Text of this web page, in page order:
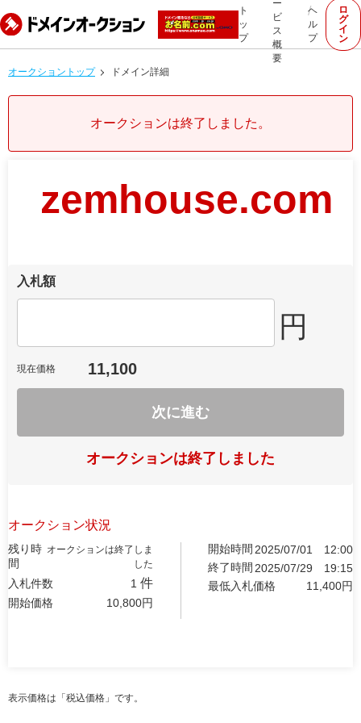
ト
ッ
プ
ー
ビ
ス
概
要
ヘ
ル
プ
ロ
グ
イ
ン
オークショントップ ドメイン詳細
オークションは終了しました。
zemhouse.com
入札額
円
現在価格 11,100
次に進む
オークションは終了しました
オークション状況
残り時
間
オークションは終了しま
した
入札件数 1 件
開始価格 10,800円
開始時間 2025/07/01
12:00
終了時間 2025/07/29
19:15
最低入札価格
11,400円
表示価格は「税込価格」です。